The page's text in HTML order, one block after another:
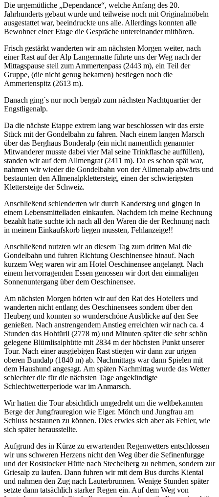
Die urgemütliche „Dependance“, welche Anfang des 20.
Jahrhunderts gebaut wurde und teilweise noch mit Originalmöbeln
ausgestattet war, beeindruckte uns alle. Allerdings konnten alle
Bewohner einer Etage die Gespräche untereinander mithören.
Frisch gestärkt wanderten wir am nächsten Morgen weiter, nach
einer Rast auf der Alp Langermatte führte uns der Weg nach der
Mittagspause steil zum Ammertenpass (2443 m), ein Teil der
Gruppe, (die nicht genug bekamen) bestiegen noch die
Ammertenspitz (2613 m).
Danach ging´s nur noch bergab zum nächsten Nachtquartier der
Engstligenalp.
Da die nächste Etappe extrem lang war beschlossen wir das erste
Stück mit der Gondelbahn zu fahren. Nach einem langen Marsch
über das Berghaus Bonderalp (ein nicht namentlich genannter
Mitwanderer musste dabei vier Mal seine Trinkflasche auffüllen),
standen wir auf dem Allmengrat (2411 m). Da es schon spät war,
nahmen wir wieder die Gondelbahn von der Allmenalp abwärts und
bestaunten den Allmenalpklettersteig, einen der schwierigsten
Klettersteige der Schweiz.
Anschließend schlenderten wir durch Kandersteg und gingen in
einem Lebensmittelladen einkaufen. Nachdem ich meine Rechnung
bezahlt hatte suchte ich nach all den Waren die der Rechnung nach
in meinem Einkaufskorb liegen mussten, Fehlanzeige!!
Anschließend nutzten wir an diesem Tag zum dritten Mal die
Gondelbahn und fuhren Richtung Oeschinensee hinauf. Nach
kurzem Weg waren wir am Hotel Oeschinensee angelangt. Nach
einem hervorragenden Essen genossen wir dort den einmaligen
Sonnenuntergang über dem Oeschinensee.
Am nächsten Morgen hörten wir auf den Rat des Hoteliers und
wanderten nicht entlang des Oeschinensees sondern über den
Heuberg und konnten so wunderschöne Ausblicke auf den See
genießen. Nach anstrengendem Anstieg erreichten wir nach ca. 4
Stunden das Hohtürli (2778 m) und Minuten später die sehr schön
gelegene Blümlisalphütte mit 2834 m der höchsten Punkt unserer
Tour. Nach einer ausgiebigen Rast stiegen wir dann zur urigen
oberen Bundalp (1840 m) ab. Nachmittags war dann Spielen mit
dem Haushund angesagt. Am späten Nachmittag wurde das Wetter
schlechter die für die nächsten Tage angekündigte
Schlechtwetterperiode war im Anmarsch.
Wir hatten die Tour absichtlich umgedreht um die weltbekannten
Berge der Jungfrauregion wie Eiger. Mönch und Jungfrau am
Schluss bestaunen zu können. Dies erwies sich aber als Fehler, wie
sich später herausstellte.
Aufgrund des in Kürze zu erwartenden Regenwetters entschlossen
wir uns schweren Herzens nicht den Weg über die Sefinenfurgge
und der Roststocker Hütte nach Stechelberg zu nehmen, sondern zur
Griesalp zu laufen. Dann fuhren wir mit dem Bus durchs Kiental
und nahmen den Zug nach Lauterbrunnen. Wenige Stunden später
setzte dann tatsächlich starker Regen ein. Auf dem Weg von